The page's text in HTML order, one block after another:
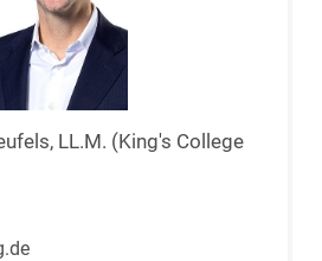
LL.M. (King's College